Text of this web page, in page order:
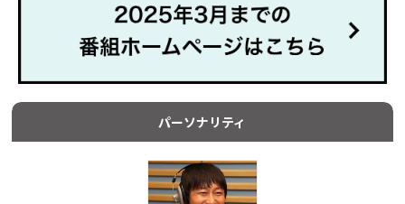
パーソナリティ